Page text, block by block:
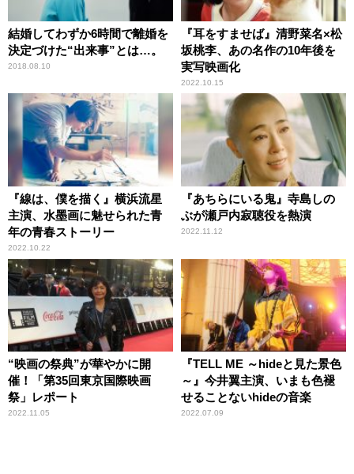
結婚してわずか6時間で離婚を
決定づけた“出来事”とは…。
2018.08.10
『耳をすませば』清野菜名×松
坂桃李、あの名作の10年後を
実写映画化
2022.10.15
『線は、僕を描く』横浜流星
主演、水墨画に魅せられた青
年の青春ストーリー
2022.10.22
『あちらにいる鬼』寺島しの
ぶが瀬戸内寂聴役を熱演
2022.11.12
“映画の祭典”が華やかに開
催！「第35回東京国際映画
祭」レポート
2022.11.05
『TELL ME ～hideと見た景色
～』今井翼主演、いまも色褪
せることないhideの音楽
2022.07.09